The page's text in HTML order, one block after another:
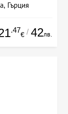
Гърция
.47
€ / 42лв.